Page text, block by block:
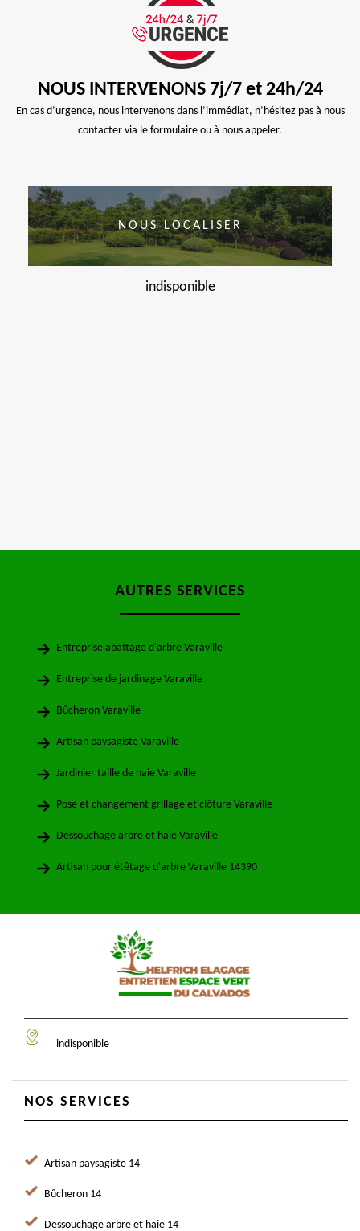
NOUS INTERVENONS 7j/7 et 24h/24
En cas d’urgence, nous intervenons dans l’immédiat, n’hésitez pas à nous
contacter via le formulaire ou à nous appeler.
NOUS LOCALISER
indisponible
AUTRES SERVICES
Entreprise abattage d'arbre Varaville
Entreprise de jardinage Varaville
Bûcheron Varaville
Artisan paysagiste Varaville
Jardinier taille de haie Varaville
Pose et changement grillage et clôture Varaville
Dessouchage arbre et haie Varaville
Artisan pour étêtage d'arbre Varaville 14390
indisponible
NOS SERVICES
Artisan paysagiste 14
Bûcheron 14
Dessouchage arbre et haie 14